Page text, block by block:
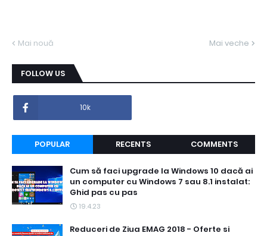
Mai nouă Mai veche
FOLLOW US
10k
POPULAR RECENTS COMMENTS
Cum să faci upgrade la Windows 10 dacă ai
un computer cu Windows 7 sau 8.1 instalat:
Ghid pas cu pas
19.4.23
Reduceri de Ziua EMAG 2018 - Oferte si